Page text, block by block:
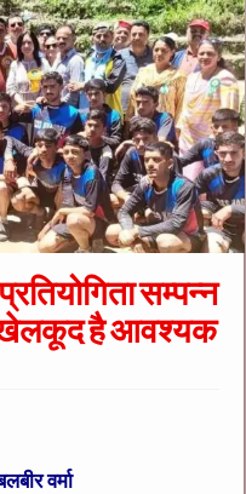
सम्पन्न
खेलकूद है आवश्यक
वर्मा